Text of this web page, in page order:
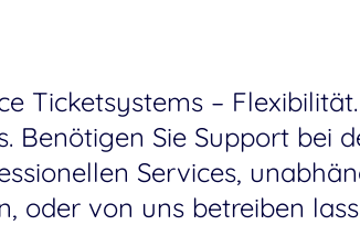
Ticketsystems –
Benötigen Sie Support bei
Services,
oder von uns betreiben